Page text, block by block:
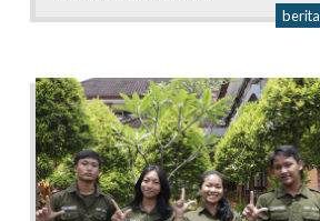
berita